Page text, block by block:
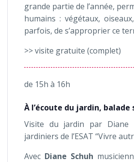
grande partie de l’année,
humains : végétaux,
parfois, de s’approprier ce
>> visite gratuite (complet)
de 15h à 16h
À l’écoute du jardin, balade
Visite du jardin par Diane
jardiniers de l’ESAT “Vivre
Avec Diane Schuh